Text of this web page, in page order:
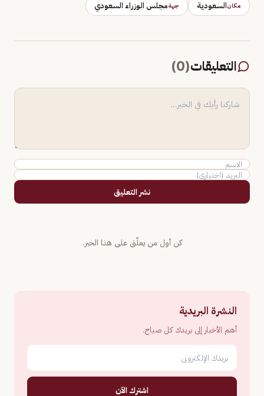
مكانالسعودية جهةمجلس الوزراء السعودي
التعليقات(
0
)
نشر التعليق
كن أول من يعلّق على هذا الخبر.
النشرة البريدية
أهم الأخبار إلى بريدك كل صباح.
اشترك الآن